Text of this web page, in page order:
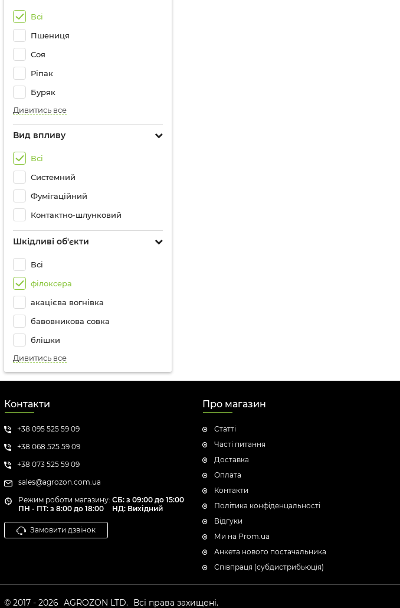
Всі
Пшениця
Соя
Ріпак
Буряк
Дивитись все
Вид впливу
Всі
Системний
Фумігаційний
Контактно-шлунковий
Шкідливі об'єкти
Всі
філоксера
акацієва вогнівка
бавовникова совка
блішки
Дивитись все
Контакти
+38 095 525 59 09
+38 068 525 59 09
+38 073 525 59 09
sales@agrozon.com.ua
Режим роботи магазину:
ПН - ПТ: з 8:00 до 18:00
СБ: з 09:00 до 15:00
НД: Вихідний
Замовити дзвінок
Про магазин
Статті
Часті питання
Доставка
Оплата
Контакти
Політика конфіденцальності
Відгуки
Ми на Prom.ua
Анкета нового постачальника
Співпраця (субдистрибьюція)
© 2017 - 2026 AGROZON LTD. Всі права захищені.